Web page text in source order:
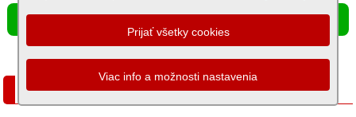
☰ Ponuka produktov
Semená
a
osivá
E-SHOP firmy Ignis Dekor, s.r.o.